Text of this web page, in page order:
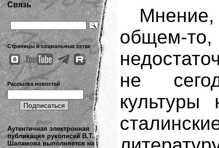
Связь
Страницы в социальных сетях
Рассылка новостей
Аутентичная электронная
публикация рукописей В.Т.
Шаламова выполняется на
общем-
не
культуры